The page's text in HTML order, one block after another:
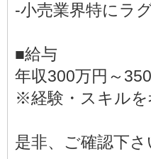
-小売業界特にラ
■給与
年収300万円～
※経験・スキルを
是非、ご確認下さ